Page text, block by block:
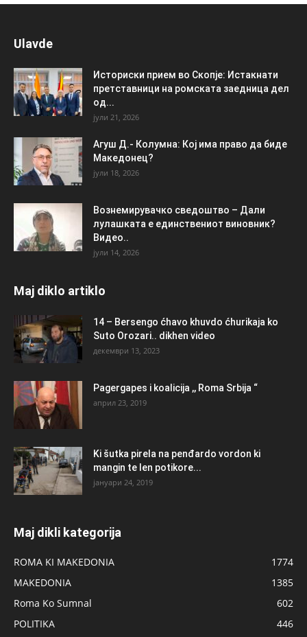
Ulavde
Историски прием во Скопје: Истакнати
претставници на ромската заедница дел
од...
јули 21, 2026
Агуш Д.- Колумна: Кој има право да биде
Македонец?
јули 18, 2026
Вознемирувачко сведоштво – Дали
лулашката е единствениот виновник?
Видео..
јули 14, 2026
Maj diklo artiklo
14 – Bersengo ćhavo khuvdo ćhurikaja ko
Suto Orozari.. dikhen video
декември 13, 2023
Pagergapes i koalicija ,, Roma Srbija “
април 23, 2019
Ki šutka pirela na penđardo vordon ki
mangin te len potikore...
јануари 24, 2019
Maj dikli kategorija
ROMA KI MAKEDONIA
1774
MAKEDONIA
1385
Roma Ko Sumnal
602
POLITIKA
446